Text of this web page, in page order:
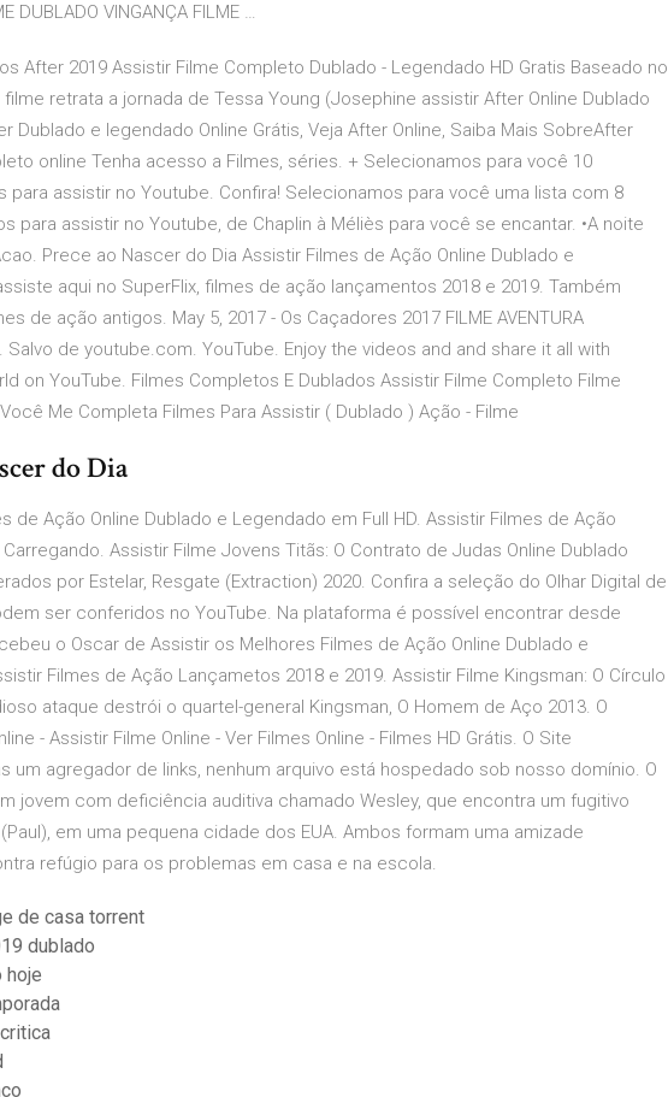
DUBLADO VINGANÇA FILME …
After 2019 Assistir Filme Completo Dublado - Legendado HD Gratis Baseado no
retrata a jornada de Tessa Young (Josephine assistir After Online Dublado
Dublado e legendado Online Grátis, Veja After Online, Saiba Mais SobreAfter
online Tenha acesso a Filmes, séries. + Selecionamos para você 10
assistir no Youtube. Confira! Selecionamos para você uma lista com 8
para assistir no Youtube, de Chaplin à Méliès para você se encantar. •A noite
Prece ao Nascer do Dia Assistir Filmes de Ação Online Dublado e
aqui no SuperFlix, filmes de ação lançamentos 2018 e 2019. Também
de ação antigos. May 5, 2017 - Os Caçadores 2017 FILME AVENTURA
. Salvo de youtube.com. YouTube. Enjoy the videos and and share it all with
on YouTube. Filmes Completos E Dublados Assistir Filme Completo Filme
Me Completa Filmes Para Assistir ( Dublado ) Ação - Filme
do Dia
de Ação Online Dublado e Legendado em Full HD. Assistir Filmes de Ação
Assistir Filme Jovens Titãs: O Contrato de Judas Online Dublado
por Estelar, Resgate (Extraction) 2020. Confira a seleção do Olhar Digital de
ser conferidos no YouTube. Na plataforma é possível encontrar desde
o Oscar de Assistir os Melhores Filmes de Ação Online Dublado e
Filmes de Ação Lançametos 2018 e 2019. Assistir Filme Kingsman: O Círculo
ataque destrói o quartel-general Kingsman, O Homem de Aço 2013. O
- Assistir Filme Online - Ver Filmes Online - Filmes HD Grátis. O Site
um agregador de links, nenhum arquivo está hospedado sob nosso domínio. O
jovem com deficiência auditiva chamado Wesley, que encontra um fugitivo
em uma pequena cidade dos EUA. Ambos formam uma amizade
refúgio para os problemas em casa e na escola.
de casa torrent
dublado
hoje